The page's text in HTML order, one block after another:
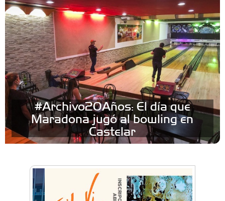
#Archivo20Años: El día que
Maradona jugó al bowling en
Castelar